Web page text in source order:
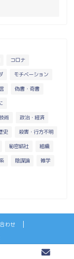
コロナ
モチベーション
偽書・奇書
技術 政治・経済
史 殺害・行方不明
秘密結社 組織
陰謀論 雑学
わせ